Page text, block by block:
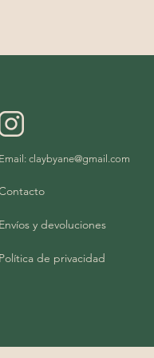
Email:claybyane@gmail.com
Envíos y devoluciones
Política de privacidad